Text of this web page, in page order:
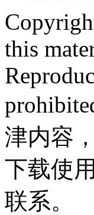
this
津内容
下载使
联系。